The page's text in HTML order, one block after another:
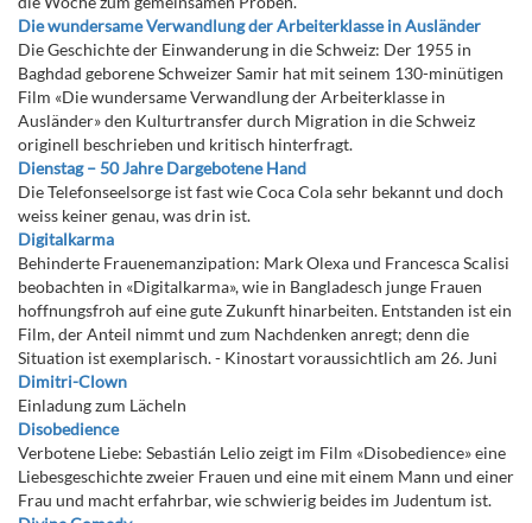
Die wundersame Verwandlung der Arbeiterklasse in Ausländer
Die Geschichte der Einwanderung in die Schweiz: Der 1955 in
Baghdad geborene Schweizer Samir hat mit seinem 130-minütigen
Film «Die wundersame Verwandlung der Arbeiterklasse in
Ausländer» den Kulturtransfer durch Migration in die Schweiz
originell beschrieben und kritisch hinterfragt.
Dienstag – 50 Jahre Dargebotene Hand
Die Telefonseelsorge ist fast wie Coca Cola sehr bekannt und doch
weiss keiner genau, was drin ist.
Digitalkarma
Behinderte Frauenemanzipation: Mark Olexa und Francesca Scalisi
beobachten in «Digitalkarma», wie in Bangladesch junge Frauen
hoffnungsfroh auf eine gute Zukunft hinarbeiten. Entstanden ist ein
Film, der Anteil nimmt und zum Nachdenken anregt; denn die
Situation ist exemplarisch. - Kinostart voraussichtlich am 26. Juni
Dimitri-Clown
Einladung zum Lächeln
Disobedience
Verbotene Liebe: Sebastián Lelio zeigt im Film «Disobedience» eine
Liebesgeschichte zweier Frauen und eine mit einem Mann und einer
Frau und macht erfahrbar, wie schwierig beides im Judentum ist.